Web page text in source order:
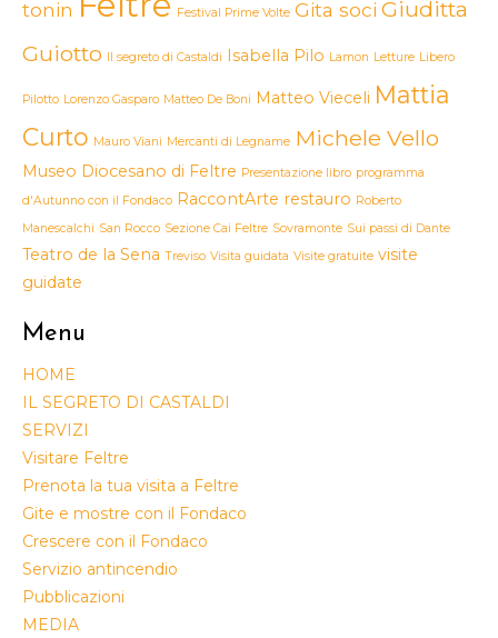
tonin Festival Prime Volte Gita soci Giuditta
Guiotto Il segreto di Castaldi Isabella Pilo Lamon Letture Libero
Pilotto Lorenzo Gasparo Matteo De Boni Matteo Vieceli Mattia
Curto Mauro Viani Mercanti di Legname Michele Vello
Museo Diocesano di Feltre Presentazione libro programma
d'Autunno con il Fondaco RaccontArte restauro Roberto
Manescalchi San Rocco Sezione Cai Feltre Sovramonte Sui passi di Dante
Teatro de la Sena Treviso Visita guidata Visite gratuite visite
guidate
Menu
HOME
IL SEGRETO DI CASTALDI
SERVIZI
Visitare Feltre
Prenota la tua visita a Feltre
Gite e mostre con il Fondaco
Crescere con il Fondaco
Servizio antincendio
Pubblicazioni
MEDIA